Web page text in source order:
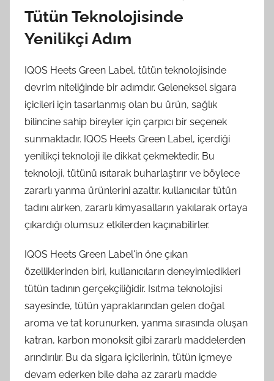
Tütün Teknolojisinde
Yenilikçi Adım
IQOS Heets Green Label, tütün teknolojisinde
devrim niteliğinde bir adımdır. Geleneksel sigara
içicileri için tasarlanmış olan bu ürün, sağlık
bilincine sahip bireyler için çarpıcı bir seçenek
sunmaktadır. IQOS Heets Green Label, içerdiği
yenilikçi teknoloji ile dikkat çekmektedir. Bu
teknoloji, tütünü ısıtarak buharlaştırır ve böylece
zararlı yanma ürünlerini azaltır. kullanıcılar tütün
tadını alırken, zararlı kimyasalların yakılarak ortaya
çıkardığı olumsuz etkilerden kaçınabilirler.
IQOS Heets Green Label'in öne çıkan
özelliklerinden biri, kullanıcıların deneyimledikleri
tütün tadının gerçekçiliğidir. Isıtma teknolojisi
sayesinde, tütün yapraklarından gelen doğal
aroma ve tat korunurken, yanma sırasında oluşan
katran, karbon monoksit gibi zararlı maddelerden
arındırılır. Bu da sigara içicilerinin, tütün içmeye
devam ederken bile daha az zararlı madde